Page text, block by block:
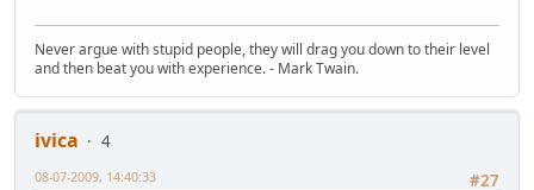
Never argue with stupid people, they will drag you down to their level
and then beat you with experience. - Mark Twain.
ivica
4
#27
08-07-2009, 14:40:33